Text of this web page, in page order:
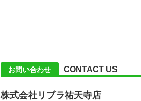
お問い合わせ CONTACT US
株式会社リブラ祐天寺店